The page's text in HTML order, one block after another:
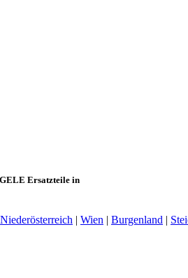
Ersatzteile in
Niederösterreich | Wien | Burgenland |